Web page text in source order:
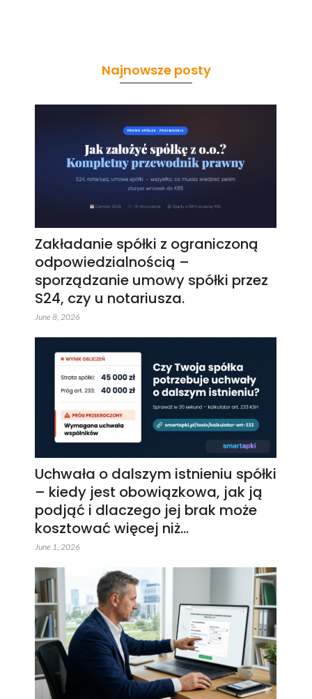
Najnowsze posty
Zakładanie spółki z ograniczoną
odpowiedzialnością –
sporządzanie umowy spółki przez
S24, czy u notariusza.
June 8, 2026
Uchwała o dalszym istnieniu spółki
– kiedy jest obowiązkowa, jak ją
podjąć i dlaczego jej brak może
kosztować więcej niż…
June 1, 2026